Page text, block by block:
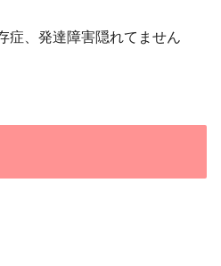
症、発達障害隠れてません